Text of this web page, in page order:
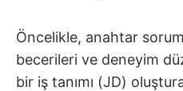
Öncelikle, anahtar
becerileri ve deneyim
bir iş tanımı (JD)